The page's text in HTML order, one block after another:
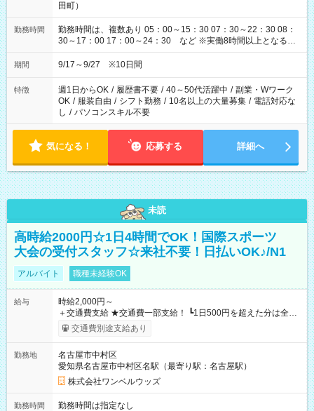
田町）
勤務時間
勤務時間は、複数あり 05：00～15：30 07：30～22：30 08：
30～17：00 17：00～24：30 など ※実働8時間以上となる勤
務もあります。 【休憩】60分+他休憩あり 交替で取得します。
安全面に配慮しこまめな休憩があります。
期間 9/17～9/27 ※10日間
特徴 週1日からOK / 履歴書不要 / 40～50代活躍中 / 副業・Wワーク
OK / 服装自由 / シフト勤務 / 10名以上の大量募集 / 電話対応な
し / パソコンスキル不要
気になる！ 応募する 詳細へ
未読
高時給2000円☆1日4時間でOK！国際スポーツ
大会の受付スタッフ☆来社不要！日払いOK♪/N1
アルバイト 職種未経験OK
給与
時給2,000円～
＋交通費支給 ★交通費一部支給！ ┗1日500円を超えた分は全額
支給！ ※往復500円以内の方は自己負担となります ★日払い
OK！（規定あり） ┗働いたその日に現金GET♪ お仕事後はコン
期間なし
交通費別途支給あり
勤務地
名古屋市中村区
愛知県名古屋市中村区名駅（最寄り駅：名古屋駅）
株式会社ワンベルウッズ
勤務時間
勤務時間は指定なし